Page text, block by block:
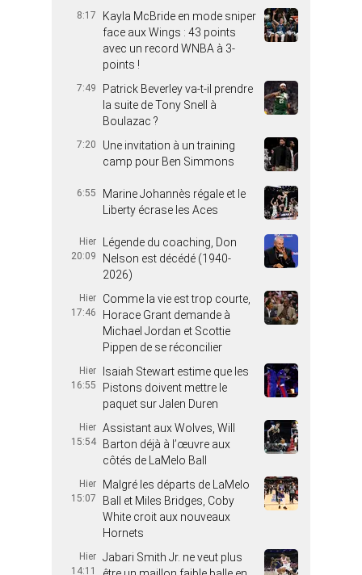
8:17
Kayla McBride en mode sniper
face aux Wings : 43 points
avec un record WNBA à 3-
points !
7:49
Patrick Beverley va-t-il prendre
la suite de Tony Snell à
Boulazac ?
7:20
Une invitation à un training
camp pour Ben Simmons
6:55
Marine Johannès régale et le
Liberty écrase les Aces
Hier
20:09
Légende du coaching, Don
Nelson est décédé (1940-
2026)
Hier
17:46
Comme la vie est trop courte,
Horace Grant demande à
Michael Jordan et Scottie
Pippen de se réconcilier
Hier
16:55
Isaiah Stewart estime que les
Pistons doivent mettre le
paquet sur Jalen Duren
Hier
15:54
Assistant aux Wolves, Will
Barton déjà à l’œuvre aux
côtés de LaMelo Ball
Hier
15:07
Malgré les départs de LaMelo
Ball et Miles Bridges, Coby
White croit aux nouveaux
Hornets
Hier
14:11
Jabari Smith Jr. ne veut plus